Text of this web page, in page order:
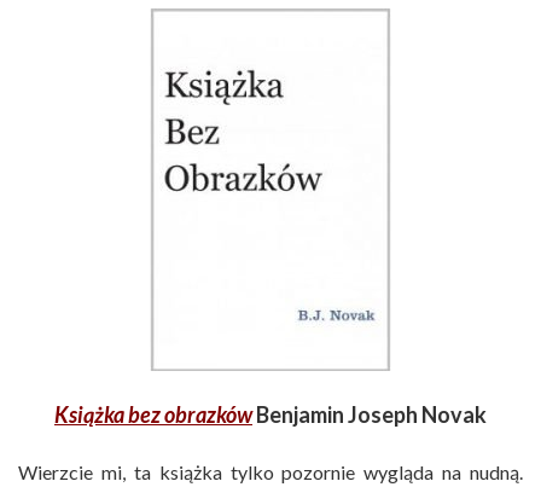
Książka bez obrazkówBenjamin Joseph Novak
Wierzcie mi, ta książka tylko pozornie wygląda na nudną.